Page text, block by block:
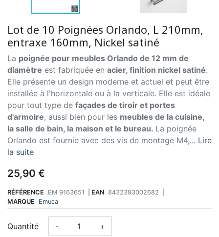
Lot de 10 Poignées Orlando, L 210mm,
entraxe 160mm, Nickel satiné
La poignée pour meubles Orlando de 12 mm de
diamètre est fabriquée en acier, finition nickel satiné.
Elle présente un design moderne et actuel et peut être
installée à l'horizontale ou à la verticale. Elle est idéale
pour tout type de façades de tiroir et portes
d'armoire, aussi bien pour les meubles de la cuisine,
la salle de bain, la maison et le bureau. La poignée
Orlando est fournie avec des vis de montage M4,... Lire
la suite
25,90 €
RÉFÉRENCE EM 9163651 EAN 8432393002682
MARQUE
Emuca
Quantité - +